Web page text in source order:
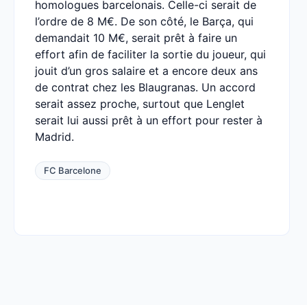
homologues barcelonais. Celle-ci serait de
l’ordre de 8 M€. De son côté, le Barça, qui
demandait 10 M€, serait prêt à faire un
effort afin de faciliter la sortie du joueur, qui
jouit d’un gros salaire et a encore deux ans
de contrat chez les Blaugranas. Un accord
serait assez proche, surtout que Lenglet
serait lui aussi prêt à un effort pour rester à
Madrid.
FC Barcelone